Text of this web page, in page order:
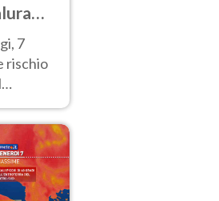
7
rischio